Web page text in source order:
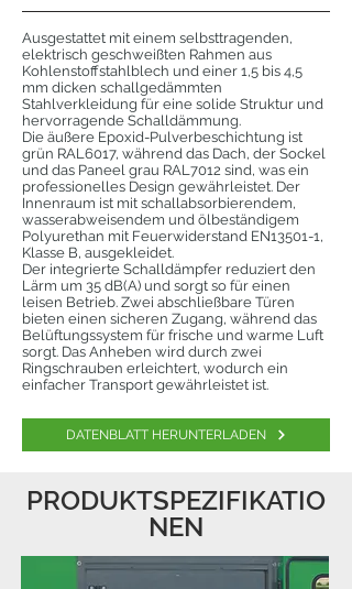
Ausgestattet mit einem selbsttragenden,
elektrisch geschweißten Rahmen aus
Kohlenstoffstahlblech und einer 1,5 bis 4,5
mm dicken schallgedämmten
Stahlverkleidung für eine solide Struktur und
hervorragende Schalldämmung.
Die äußere Epoxid-Pulverbeschichtung ist
grün RAL6017, während das Dach, der Sockel
und das Paneel grau RAL7012 sind, was ein
professionelles Design gewährleistet. Der
Innenraum ist mit schallabsorbierendem,
wasserabweisendem und ölbeständigem
Polyurethan mit Feuerwiderstand EN13501-1,
Klasse B, ausgekleidet.
Der integrierte Schalldämpfer reduziert den
Lärm um 35 dB(A) und sorgt so für einen
leisen Betrieb. Zwei abschließbare Türen
bieten einen sicheren Zugang, während das
Belüftungssystem für frische und warme Luft
sorgt. Das Anheben wird durch zwei
Ringschrauben erleichtert, wodurch ein
einfacher Transport gewährleistet ist.
DATENBLATT HERUNTERLADEN
PRODUKTSPEZIFIKATIO
NEN